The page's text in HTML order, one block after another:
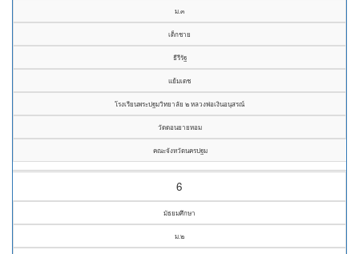
ม.๓
เด็กชาย
ธีรีรัฐ
แย้มเดช
โรงเรียนพระปฐมวิทยาลัย ๒ หลวงพ่อเงินอนุสรณ์
วัดดอนยายหอม
คณะจังหวัดนครปฐม
6
มัธยมศึกษา
ม.๒